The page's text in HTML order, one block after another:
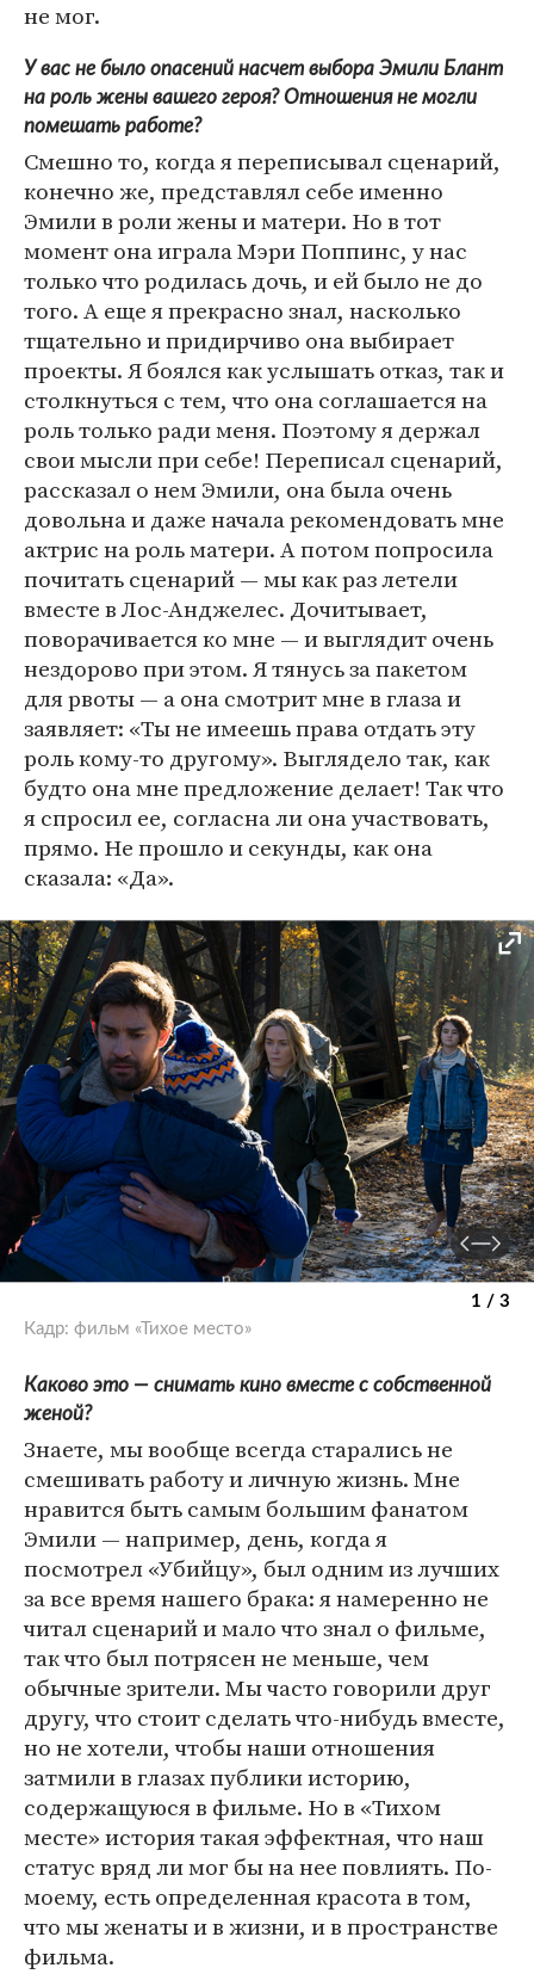
не мог.
У вас не было опасений насчет выбора Эмили Блант
на роль жены вашего героя? Отношения не могли
помешать работе?
Смешно то, когда я переписывал сценарий,
конечно же, представлял себе именно
Эмили в роли жены и матери. Но в тот
момент она играла Мэри Поппинс, у нас
только что родилась дочь, и ей было не до
того. А еще я прекрасно знал, насколько
тщательно и придирчиво она выбирает
проекты. Я боялся как услышать отказ, так и
столкнуться с тем, что она соглашается на
роль только ради меня. Поэтому я держал
свои мысли при себе! Переписал сценарий,
рассказал о нем Эмили, она была очень
довольна и даже начала рекомендовать мне
актрис на роль матери. А потом попросила
почитать сценарий — мы как раз летели
вместе в Лос-Анджелес. Дочитывает,
поворачивается ко мне — и выглядит очень
нездорово при этом. Я тянусь за пакетом
для рвоты — а она смотрит мне в глаза и
заявляет: «Ты не имеешь права отдать эту
роль кому-то другому». Выглядело так, как
будто она мне предложение делает! Так что
я спросил ее, согласна ли она участвовать,
прямо. Не прошло и секунды, как она
сказала: «Да».
1 / 3
Кадр: фильм «Тихое место»
Каково это — снимать кино вместе с собственной
женой?
Знаете, мы вообще всегда старались не
смешивать работу и личную жизнь. Мне
нравится быть самым большим фанатом
Эмили — например, день, когда я
посмотрел «Убийцу», был одним из лучших
за все время нашего брака: я намеренно не
читал сценарий и мало что знал о фильме,
так что был потрясен не меньше, чем
обычные зрители. Мы часто говорили друг
другу, что стоит сделать что-нибудь вместе,
но не хотели, чтобы наши отношения
затмили в глазах публики историю,
содержащуюся в фильме. Но в «Тихом
месте» история такая эффектная, что наш
статус вряд ли мог бы на нее повлиять. По-
моему, есть определенная красота в том,
что мы женаты и в жизни, и в пространстве
фильма.